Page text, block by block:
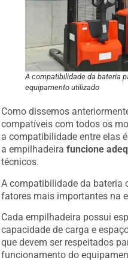
A compatibilidade da bateria
equipamento utilizado
Como dissemos
compatíveis com todos os
a compatibilidade entre elas
a empilhadeirafuncione
técnicos.
A compatibilidade da bateria
fatores mais importantes na
Cada empilhadeira possui
capacidade de carga e
que devem ser respeitados
funcionamento do